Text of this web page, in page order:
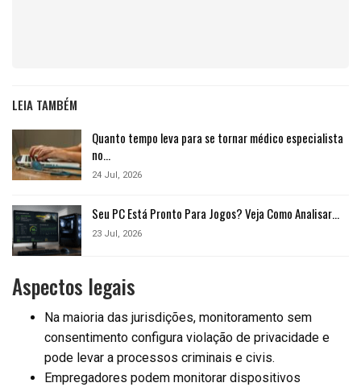
LEIA TAMBÉM
Quanto tempo leva para se tornar médico especialista
no…
24 Jul, 2026
Seu PC Está Pronto Para Jogos? Veja Como Analisar…
23 Jul, 2026
Aspectos legais
Na maioria das jurisdições, monitoramento sem
consentimento configura violação de privacidade e
pode levar a processos criminais e civis.
Empregadores podem monitorar dispositivos